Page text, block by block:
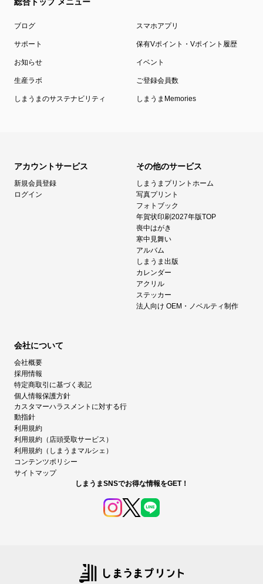
ブログ スマホアプリ
サポート 保有Vポイント・Vポイント履歴
お知らせ イベント
生産ラボ ご登録会員数
しまうまのサステナビリティ しまうまMemories
アカウントサービス
新規会員登録
ログイン
その他のサービス
しまうまプリントホーム
写真プリント
フォトブック
年賀状印刷2027年版TOP
喪中はがき
寒中見舞い
アルバム
しまうま出版
カレンダー
アクリル
ステッカー
法人向け OEM・ノベルティ制作
会社について
会社概要
採用情報
特定商取引に基づく表記
個人情報保護方針
カスタマーハラスメントに対する行
動指針
利用規約
利用規約（店頭受取サービス）
利用規約（しまうまマルシェ）
コンテンツポリシー
サイトマップ
しまうまSNSでお得な情報をGET！